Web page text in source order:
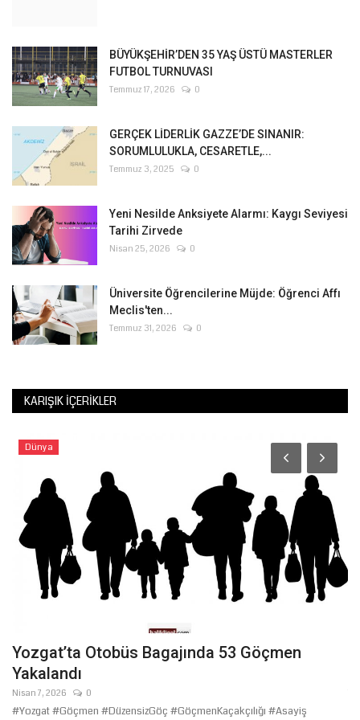
BÜYÜKŞEHİR’DEN 35 YAŞ ÜSTÜ MASTERLER
FUTBOL TURNUVASI
Temmuz 17, 2026 0
GERÇEK LİDERLİK GAZZE’DE SINANIR:
SORUMLULUKLA, CESARETLE,...
Temmuz 3, 2025 0
Yeni Nesilde Anksiyete Alarmı: Kaygı Seviyesi
Tarihi Zirvede
Nisan 25, 2026 0
Üniversite Öğrencilerine Müjde: Öğrenci Affı
Meclis'ten...
Temmuz 31, 2026 0
KARIŞIK İÇERIKLER
Dünya
Yozgat’ta Otobüs Bagajında 53 Göçmen
Yakalandı
Nisan 7, 2026 0
#Yozgat #Göçmen #DüzensizGöç #GöçmenKaçakçılığı #Asayiş